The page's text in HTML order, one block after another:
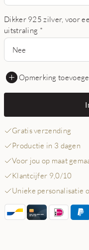
Dikker 925 zilver, voor
uitstraling *
Nee
Opmerking
Gratis verzending
Productie in 3 dagen
Voor jou op maat
Klantcijfer 9,0/10
Unieke personalisatie